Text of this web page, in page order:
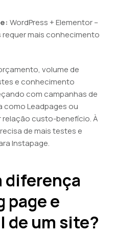
WordPress + Elementor –
mais conhecimento
volume de
e conhecimento
com campanhas de
como Leadpages ou
custo-benefício. À
de mais testes e
Instapage.
diferença
page e
de um site?